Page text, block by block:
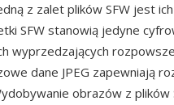
z zalet plików SFW jest
SFW stanowią jedyne
wyprzedzających
dane JPEG zapewniają
obrazów z plików